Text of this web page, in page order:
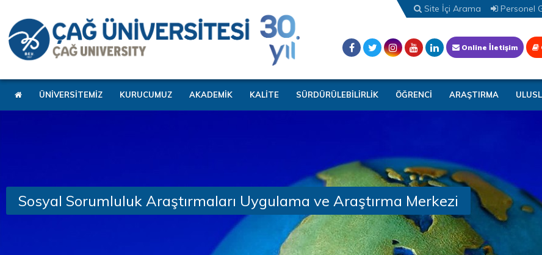
Site İçi Arama Personel
Online İletişim
ÜNİVERSİTEMİZ KURUCUMUZ AKADEMİK KALİTE SÜRDÜRÜLEBİLİRLİK ÖĞRENCİ ARAŞTIRMA
Sosyal Sorumluluk Araştırmaları Uygulama ve Araştırma Merkezi